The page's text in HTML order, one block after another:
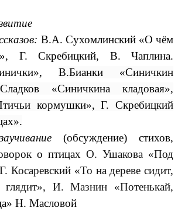
В.А. Сухомлинский «О чём
Г. Скребицкий, В. Чаплина.
В.Бианки «Синичкин
«Синичкина кладовая»,
кормушки», Г. Скребицкий
(обсуждение) стихов,
о птицах О. Ушакова «Под
Косаревский «То на дереве сидит,
И. Мазнин «Потенькай,
Н. Масловой